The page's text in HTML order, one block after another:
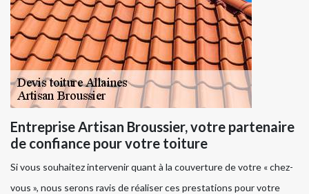
Entreprise Artisan Broussier, votre partenaire
de confiance pour votre toiture
Si vous souhaitez intervenir quant à la couverture de votre « chez-
vous », nous serons ravis de réaliser ces prestations pour votre